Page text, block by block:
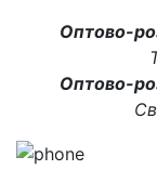
Оптово-
Оптово-